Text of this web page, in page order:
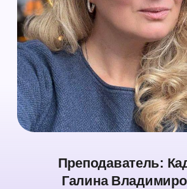
Записаться
🔹всего курса целиком (14 занятий)–15
000 руб., с учётом НДС